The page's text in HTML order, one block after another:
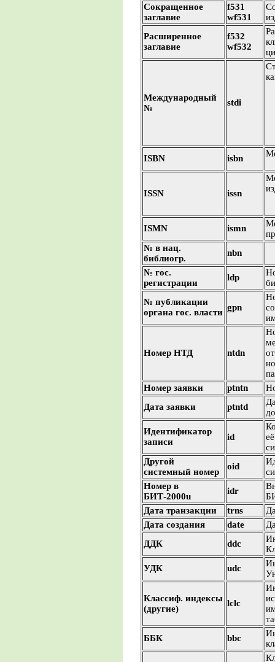
Сокращенное
заглавие
f531
wf531
Расширенное
заглавие
f532
wf532
Международный
№
stdi
ISBN isbn
ISSN issn
ISMN ismn
№ в нац.
библиогр.
nbn
№ гос.
регистрации
ldp
№ публикации
органа гос. власти gpn
Номер НТД ntdn
Номер заявки
ptntn
Дата заявки
ptntd
Идентификатор
записи
id
Другой
системный номер
oid
Номер в
БИТ-2000u
idr
Дата транзакции
trns
Дата создания
date
ДДК
ddc
УДК
udc
Классиф. индексы
(другие)
lclc
ББК
bbc